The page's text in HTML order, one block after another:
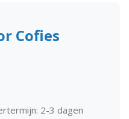
Cofies
2-3 dagen